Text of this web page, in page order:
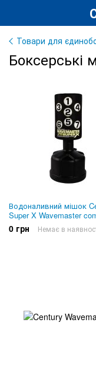
Товари для
Боксерські
Водоналивний мішок
Super X Wavemaster
0 грн Немає в